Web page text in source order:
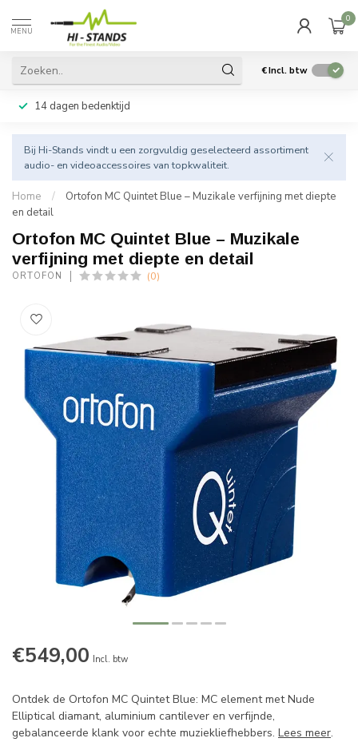
MENU
0
€Incl. btw
14 dagen bedenktijd
Bij Hi-Stands vindt u een zorgvuldig geselecteerd assortiment
audio- en videoaccessoires van topkwaliteit.
Home /
Ortofon MC Quintet Blue – Muzikale verfijning met diepte
en detail
Ortofon MC Quintet Blue – Muzikale
verfijning met diepte en detail
ORTOFON (0)
€549,00 Incl. btw
Ontdek de Ortofon MC Quintet Blue: MC element met Nude
Elliptical diamant, aluminium cantilever en verfijnde,
gebalanceerde klank voor echte muziekliefhebbers. Lees meer.